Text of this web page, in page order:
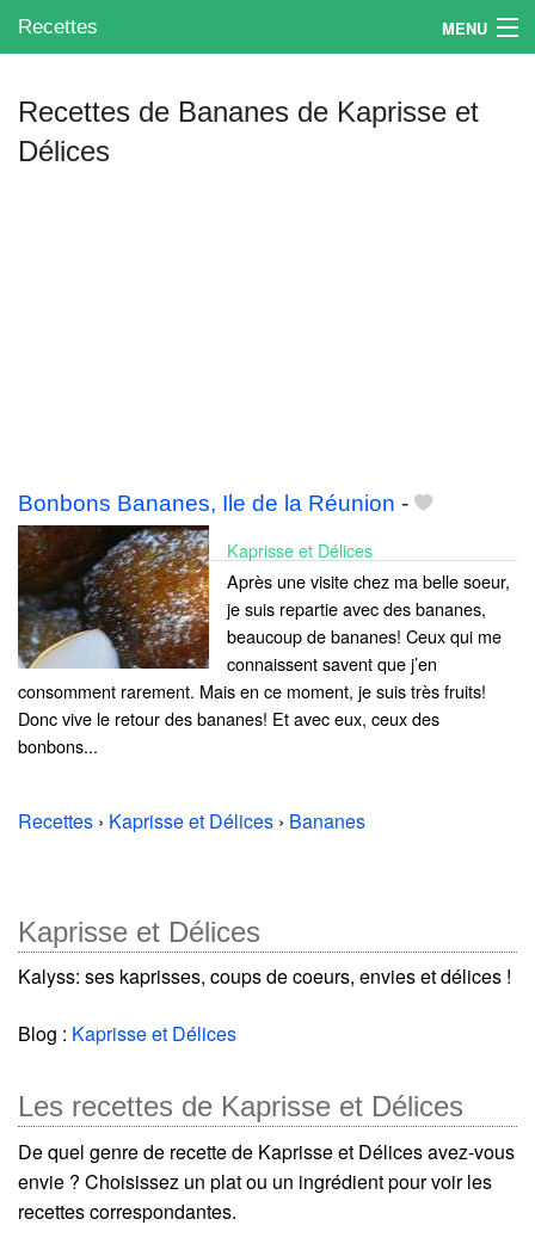
Recettes MENU
Mes blogs préférés
Recettes de Bananes de Kaprisse et
Délices
Bonbons Bananes, Ile de la Réunion -
Kaprisse et Délices
Après une visite chez ma belle soeur,
je suis repartie avec des bananes,
beaucoup de bananes! Ceux qui me
connaissent savent que j’en
consomment rarement. Mais en ce moment, je suis très fruits!
Donc vive le retour des bananes! Et avec eux, ceux des
bonbons...
Recettes › Kaprisse et Délices › Bananes
Kaprisse et Délices
Kalyss: ses kaprisses, coups de coeurs, envies et délices !
Blog : Kaprisse et Délices
Les recettes de Kaprisse et Délices
De quel genre de recette de Kaprisse et Délices avez-vous
envie ? Choisissez un plat ou un ingrédient pour voir les
recettes correspondantes.